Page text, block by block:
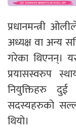
प्रधानमन्त्री
अध्यक्ष वा अन्य
गरेका थिएनन्।
प्रयासस्वरुप
नियुक्तिहरु
सदस्यहरुको
थियो।